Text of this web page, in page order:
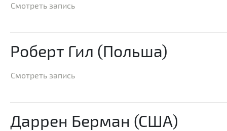
Смотреть запись
Роберт Гил (Польша)
Смотреть запись
Даррен Берман (США)